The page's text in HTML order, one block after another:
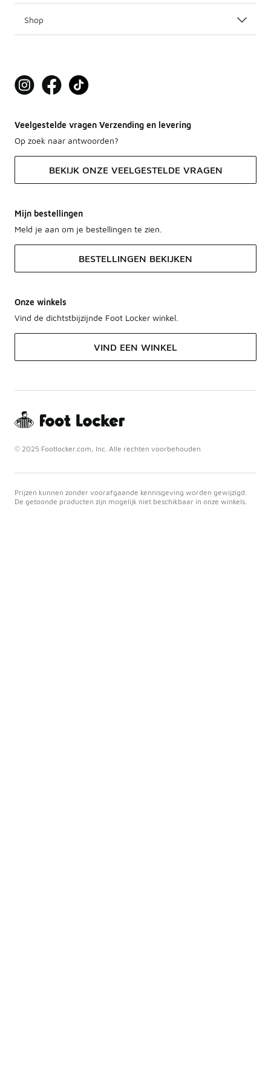
Shop
Veelgestelde vragen Verzending en levering
Op zoek naar antwoorden?
BEKIJK ONZE VEELGESTELDE VRAGEN
Mijn bestellingen
Meld je aan om je bestellingen te zien.
BESTELLINGEN BEKIJKEN
Onze winkels
Vind de dichtstbijzijnde Foot Locker winkel.
VIND EEN WINKEL
© 2025 Footlocker.com, Inc. Alle rechten voorbehouden
Prijzen kunnen zonder voorafgaande kennisgeving worden gewijzigd.
De getoonde producten zijn mogelijk niet beschikbaar in onze winkels.